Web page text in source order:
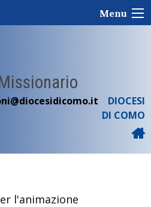
Menu
DIOCESI
DI COMO
l'animazione